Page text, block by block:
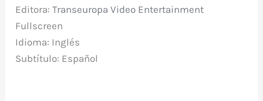
Editora:Transeuropa Video Entertainment
Fullscreen
Idioma: Inglés
Subtítulo: Español